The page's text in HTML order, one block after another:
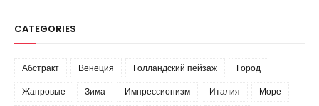
CATEGORIES
Абстракт Венеция Голландский пейзаж
Город
Жанровые
Зима Импрессионизм Италия
Море